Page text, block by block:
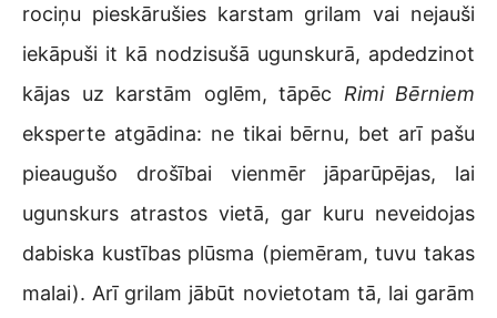
rociņu pieskārušies karstam grilam vai nejauši
iekāpuši it kā nodzisušā ugunskurā, apdedzinot
kājas uz karstām oglēm, tāpēc Rimi Bērniem
eksperte atgādina: ne tikai bērnu, bet arī pašu
pieaugušo drošībai vienmēr jāparūpējas, lai
ugunskurs atrastos vietā, gar kuru neveidojas
dabiska kustības plūsma (piemēram, tuvu takas
malai). Arī grilam jābūt novietotam tā, lai garām